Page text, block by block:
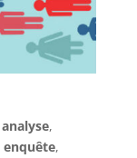
analyse,
enquête,